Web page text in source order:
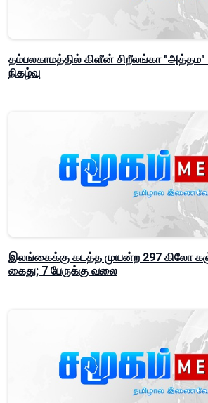
தம்பலகாமத்தில் கிளீன் சிறீலங்கா "அத்தம"
நிகழ்வு
இலங்கைக்கு கடத்த முயன்ற 297 கிலோ
கைது; 7 பேருக்கு வலை